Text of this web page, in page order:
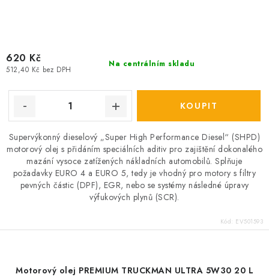
Na centrálním skladu
512,40 Kč bez DPH
620 Kč
Supervýkonný dieselový „Super High Performance Diesel“ (SHPD)
motorový olej s přidáním speciálních aditiv pro zajištění dokonalého
mazání vysoce zatížených nákladních automobilů. Splňuje
požadavky EURO 4 a EURO 5, tedy je vhodný pro motory s filtry
pevných částic (DPF), EGR, nebo se systémy následné úpravy
výfukových plynů (SCR).
Kód: EV501593
Motorový olej PREMIUM TRUCKMAN ULTRA 5W30 20 L